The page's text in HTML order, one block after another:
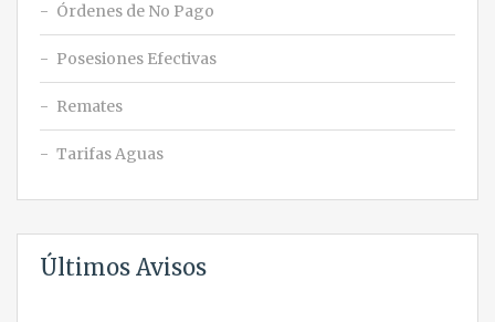
Órdenes de No Pago
Posesiones Efectivas
Remates
Tarifas Aguas
Últimos Avisos